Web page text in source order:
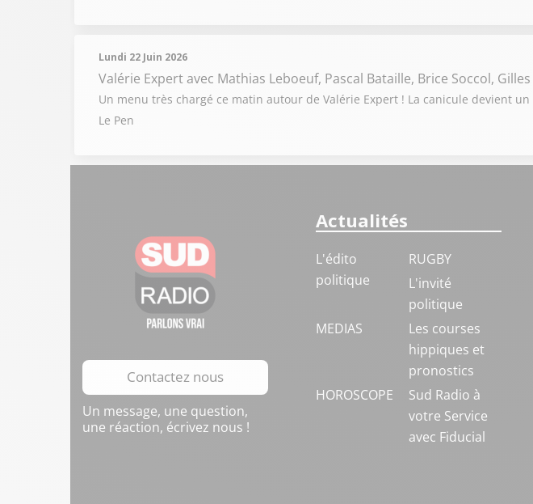
Lundi 22 Juin 2026
Valérie Expertavec Mathias Leboeuf, Pascal Bataille, Brice Soccol,
Un menu très chargé ce matin autour de Valérie Expert ! La canicule devient
Le Pen
Contactez nous
Un message, une question,
une réaction, écrivez nous !
Actualités
L'édito
politique
RUGBY
L'invité
politique
MEDIAS
Les courses
hippiques et
pronostics
HOROSCOPE
Sud Radio à
votre Service
avec Fiducial